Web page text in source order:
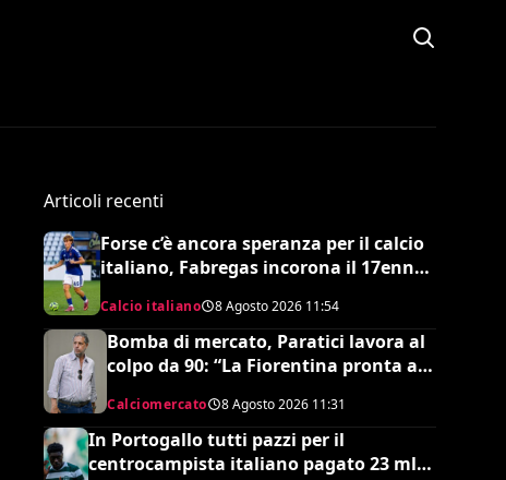
Articoli recenti
Forse c’è ancora speranza per il calcio
italiano, Fabregas incorona il 17enne
Riccardo Cassano: “È come Pirlo e
Busquets”
Calcio italiano 8 Agosto 2026 11:54
Bomba di mercato, Paratici lavora al
colpo da 90: “La Fiorentina pronta a
Calciomercato 8 Agosto 2026 11:31
In Portogallo tutti pazzi per il
centrocampista italiano pagato 23 mln